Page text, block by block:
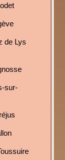
de Lys
sur-